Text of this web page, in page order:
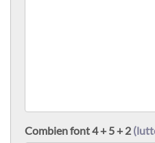
Combien font 4 + 5 + 2